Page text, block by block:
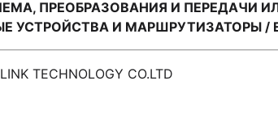
ПРЕОБРАЗОВАНИЯ И ПЕРЕДАЧИ
И МАРШРУТИЗАТОРЫ /
TECHNOLOGY CO.LTD